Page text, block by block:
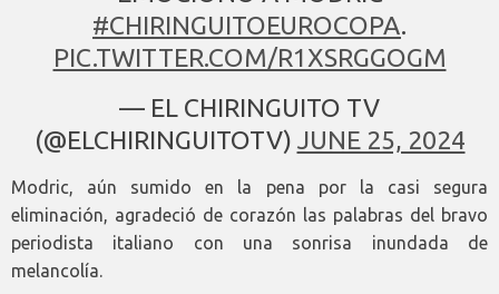
#CHIRINGUITOEUROCOPA.
PIC.TWITTER.COM/R1XSRGGOGM
— EL CHIRINGUITO TV
(@ELCHIRINGUITOTV) JUNE 25, 2024
Modric, aún sumido en la pena por la casi segura
eliminación, agradeció de corazón las palabras del bravo
periodista italiano con una sonrisa inundada de
melancolía.